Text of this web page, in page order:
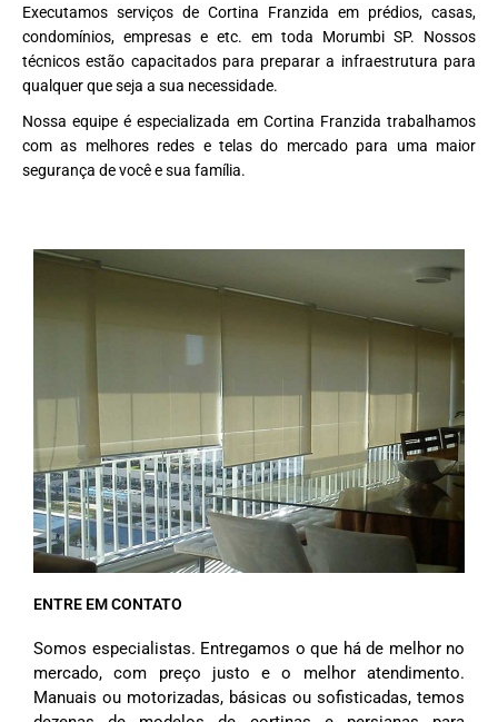
Executamos serviços de Cortina Franzida em prédios, casas,
condomínios, empresas e etc. em toda Morumbi SP. Nossos
técnicos estão capacitados para preparar a infraestrutura para
qualquer que seja a sua necessidade.
Nossa equipe é especializada em Cortina Franzida trabalhamos
com as melhores redes e telas do mercado para uma maior
segurança de você e sua família.
ENTRE EM CONTATO
Somos especialistas. Entregamos o que há de melhor no
mercado, com preço justo e o melhor atendimento.
Manuais ou motorizadas, básicas ou sofisticadas, temos